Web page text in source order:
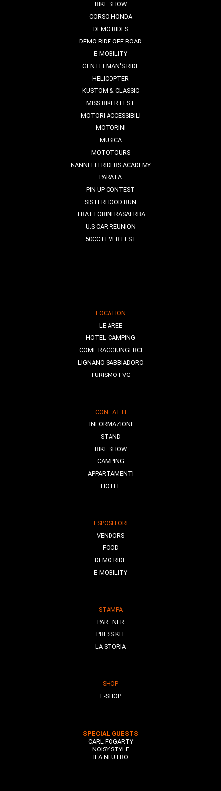
BIKE SHOW
CORSO HONDA
DEMO RIDES
DEMO RIDE OFF ROAD
E-MOBILITY
GENTLEMAN'S RIDE
HELICOPTER
KUSTOM & CLASSIC
MISS BIKER FEST
MOTORI ACCESSIBILI
MOTORINI
MUSICA
MOTOTOURS
NANNELLI RIDERS ACADEMY
PARATA
PIN UP CONTEST
SISTERHOOD RUN
TRATTORINI RASAERBA
U.S CAR REUNION
50CC FEVER FEST
LOCATION
LE AREE
HOTEL-CAMPING
COME RAGGIUNGERCI
LIGNANO SABBIADORO
TURISMO FVG
CONTATTI
INFORMAZIONI
STAND
BIKE SHOW
CAMPING
APPARTAMENTI
HOTEL
ESPOSITORI
VENDORS
FOOD
DEMO RIDE
E-MOBILITY
STAMPA
PARTNER
PRESS KIT
LA STORIA
SHOP
E-SHOP
SPECIAL GUESTS
CARL FOGARTY
NOISY STYLE
ILA NEUTRO